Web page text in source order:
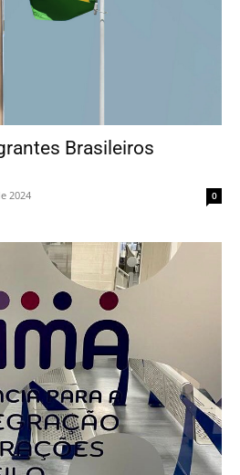
Brasileiros
2024 0